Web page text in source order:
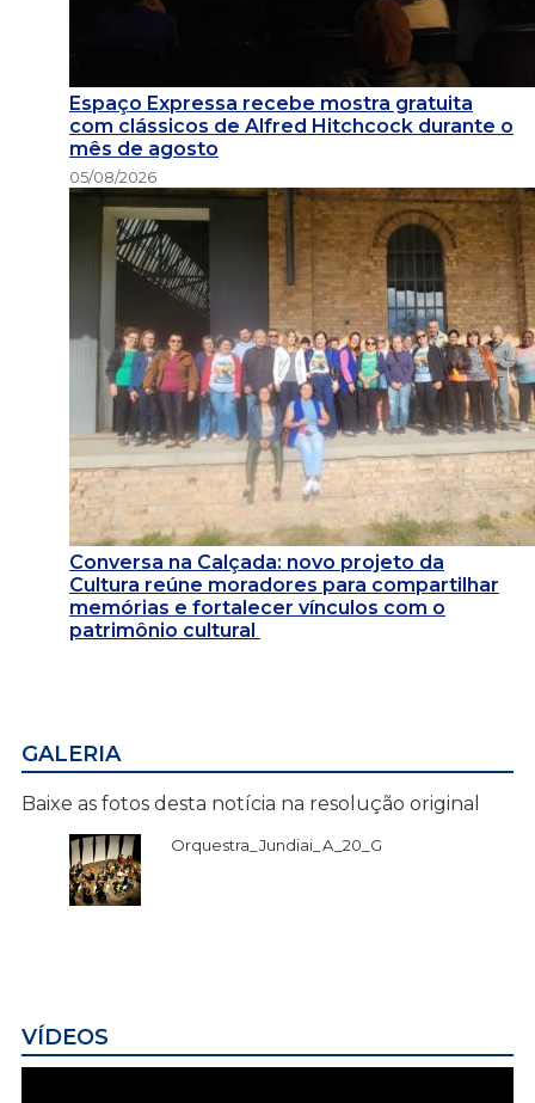
Espaço Expressa recebe mostra gratuita
com clássicos de Alfred Hitchcock durante o
mês de agosto
05/08/2026
Conversa na Calçada: novo projeto da
Cultura reúne moradores para compartilhar
memórias e fortalecer vínculos com o
patrimônio cultural
GALERIA
Baixe as fotos desta notícia na resolução original
Orquestra_Jundiai_A_20_G
VÍDEOS